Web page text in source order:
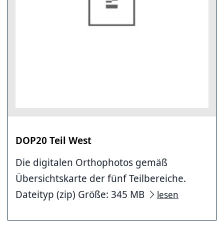
DOP20 Teil West
Die digitalen Orthophotos gemäß
Übersichtskarte der fünf Teilbereiche.
Dateityp (zip) Größe: 345 MB
lesen